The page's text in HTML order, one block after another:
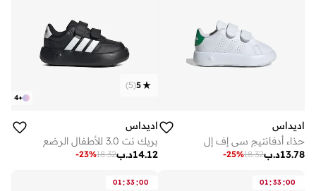
اديداس
حذاء أدفانتيج سي إف إل
د.ب13.78
18.32
-25%
+
4
5
(
5
)
اديداس
بريك نت 3.0 للأطفال الرضع
د.ب14.12
18.32
-23%
01:33:00
01:33:00